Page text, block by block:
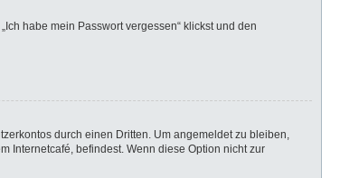
habe mein Passwort vergessen“ klickst und den
durch einen Dritten. Um angemeldet zu bleiben,
Internetcafé, befindest. Wenn diese Option nicht zur